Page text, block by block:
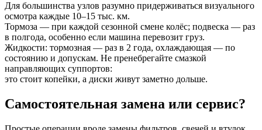
Для большинства узлов разумно придерживаться визуального
осмотра каждые 10–15 тыс. км.
Тормоза — при каждой сезонной смене колёс; подвеска — раз
в полгода, особенно если машина перевозит груз.
Жидкости: тормозная — раз в 2 года, охлаждающая — по
состоянию и допускам. Не пренебрегайте смазкой
направляющих суппортов:
это стоит копейки, а диски живут заметно дольше.
Самостоятельная замена или сервис?